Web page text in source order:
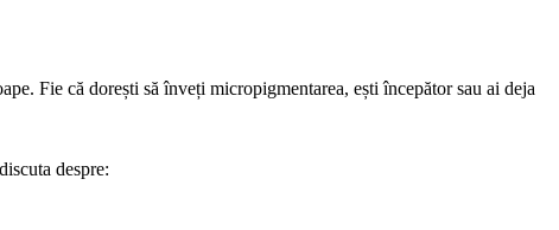
Fie că dorești să înveți micropigmentarea, ești începător sau ai deja
despre: